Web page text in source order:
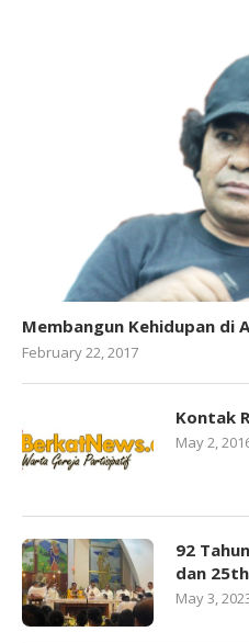
Membangun Kehidupan di
February 22, 2017
Kontak
May 2,
92
dan
May 3,